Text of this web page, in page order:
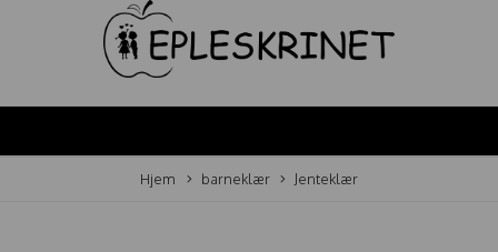
Hjem barneklær Jenteklær